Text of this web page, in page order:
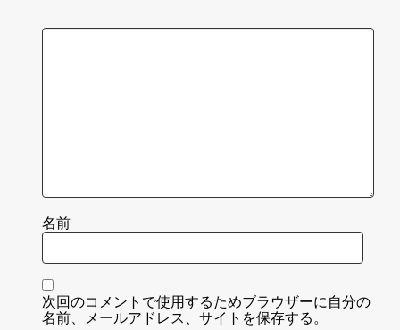
名前
次回のコメントで使用するためブラウザーに自分の
名前、メールアドレス、サイトを保存する。